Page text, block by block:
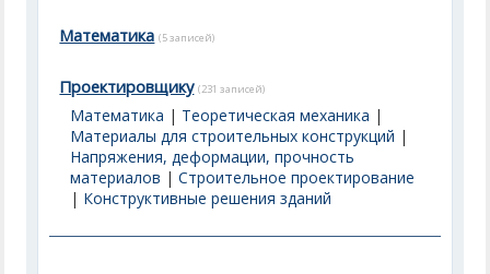
Математика (5 записей)
Проектировщику (231 записей)
Математика | Теоретическая механика |
Материалы для строительных конструкций |
Напряжения, деформации, прочность
материалов |Строительное проектирование
| Конструктивные решения зданий